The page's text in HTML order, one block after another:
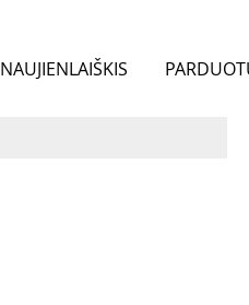
NAUJIENLAIŠKIS